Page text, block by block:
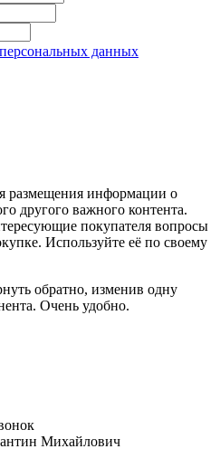
данных
размещения информации о
другого важного контента.
покупателя вопросы
Используйте её по своему
обратно, изменив одну
Очень удобно.
Михайлович